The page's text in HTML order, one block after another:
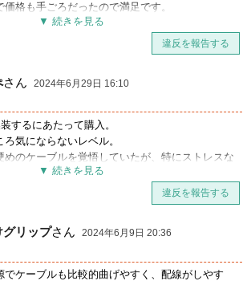
格も手ごろだったので満足です。
違反を報告する
さん 2024年6月29日 16:10
するにあたって購入。
気にならないレベル。
めのケーブルを覚悟していたが、特にストレスな
で今後の拡張性も問題なし。
スパが良い部類。
違反を報告する
グリップさん 2024年6月9日 20:36
でケーブルも比較的曲げやすく、配線がしやす